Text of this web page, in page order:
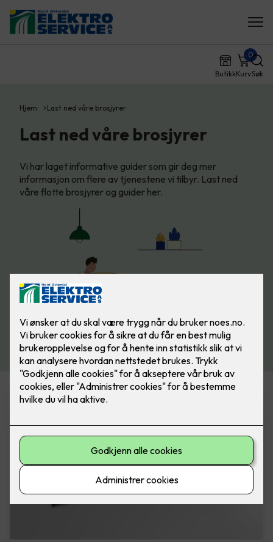
ButikkKurv
0
Søk
Hjem Last ned våre brosjyrer
Last ned våre brosjyrer
Vi har laget informative guider som gir deg mer
informasjon om flere av tjenestene vi tilbyr. Last ned
våre flotte brosjyrer og guider her.